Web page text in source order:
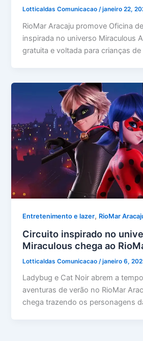
Lotticaldas Comunicacao/janeiro 22,
RioMar Aracaju promove Oficina
inspirada no universo Miraculous
gratuita e voltada para crianças
Entretenimento e lazer, RioMar
Circuito inspirado no
Miraculous chega ao
Lotticaldas Comunicacao /janeiro 6,
Ladybug e Cat Noir abrem a
aventuras de verão no RioMar
chega trazendo os personagens